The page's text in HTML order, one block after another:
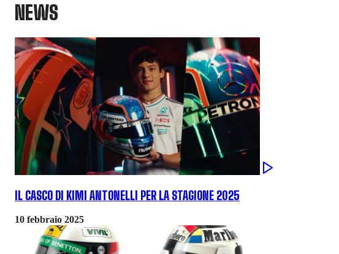
NEWS
IL CASCO DI KIMI ANTONELLI PER LA STAGIONE 2025
10 febbraio 2025